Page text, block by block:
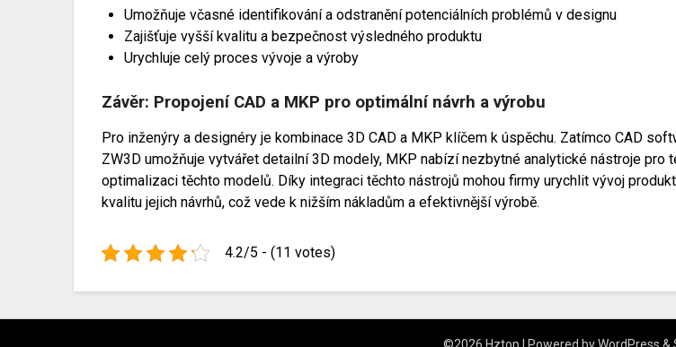
Umožňuje včasné identifikování a odstranění potenciálních problémů v designu
Zajišťuje vyšší kvalitu a bezpečnost výsledného produktu
Urychluje celý proces vývoje a výroby
Závěr: Propojení CAD a MKP pro optimální návrh a výrobu
Pro inženýry a designéry je kombinace 3D CAD a MKP klíčem k úspěchu. Zatímco CAD
ZW3D umožňuje vytvářet detailní 3D modely, MKP nabízí nezbytné analytické nástroje pro
optimalizaci těchto modelů. Díky integraci těchto nástrojů mohou firmy urychlit vývoj
kvalitu jejich návrhů, což vede k nižším nákladům a efektivnější výrobě.
4.2/5 - (11 votes)